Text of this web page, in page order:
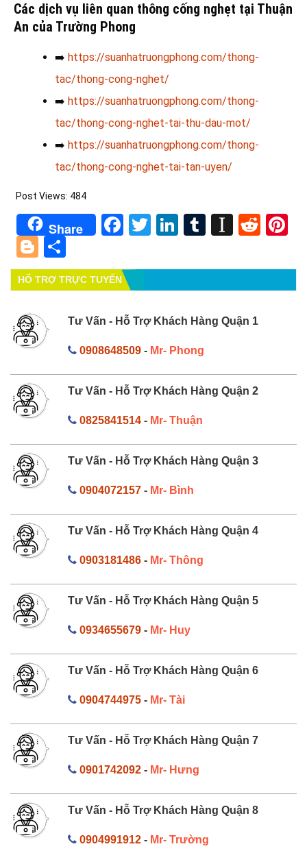
Các dịch vụ liên quan thông cống nghẹt tại Thuận
An của Trường Phong
➡️ https://suanhatruongphong.com/thong-
tac/thong-cong-nghet/
➡️ https://suanhatruongphong.com/thong-
tac/thong-cong-nghet-tai-thu-dau-mot/
➡️ https://suanhatruongphong.com/thong-
tac/thong-cong-nghet-tai-tan-uyen/
Post Views: 484
Share Facebook
TwitterLinkedIn
Tumblr
Blogger
HỔ TRỢ TRỰC TUYẾN
Tư Vấn - Hỗ Trợ Khách Hàng Quận 1
0908648509- Mr- Phong
Tư Vấn - Hỗ Trợ Khách Hàng Quận 2
0825841514- Mr- Thuận
Tư Vấn - Hỗ Trợ Khách Hàng Quận 3
0904072157- Mr- Bình
Tư Vấn - Hỗ Trợ Khách Hàng Quận 4
0903181486- Mr- Thông
Tư Vấn - Hỗ Trợ Khách Hàng Quận 5
0934655679- Mr- Huy
Tư Vấn - Hỗ Trợ Khách Hàng Quận 6
0904744975- Mr- Tài
Tư Vấn - Hỗ Trợ Khách Hàng Quận 7
0901742092- Mr- Hưng
Tư Vấn - Hỗ Trợ Khách Hàng Quận 8
0904991912- Mr- Trường